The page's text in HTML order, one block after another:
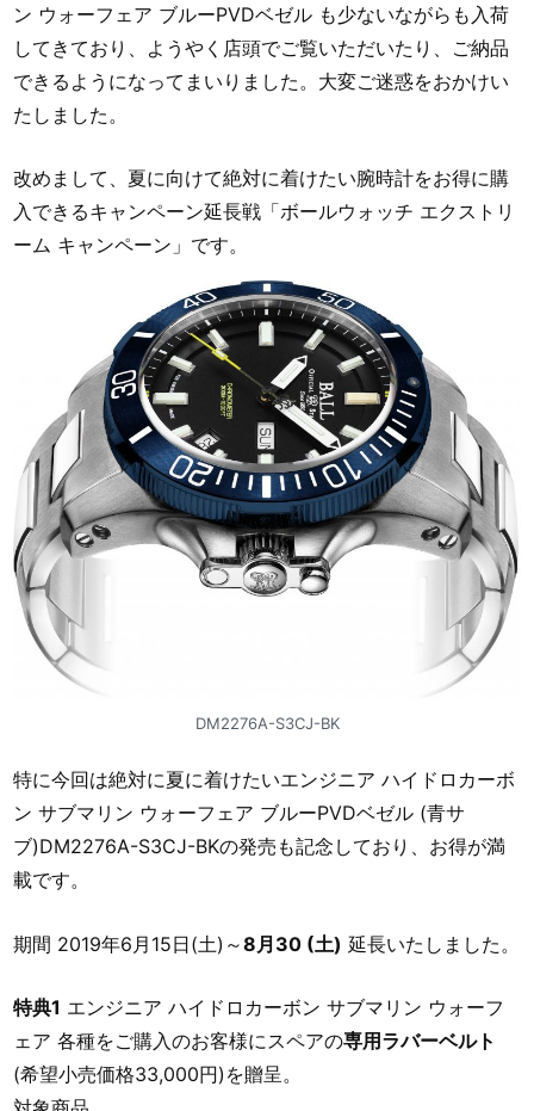
ン ウォーフェア ブルーPVDベゼル も少ないながらも入荷
してきており、ようやく店頭でご覧いただいたり、ご納品
できるようになってまいりました。大変ご迷惑をおかけい
たしました。
改めまして、夏に向けて絶対に着けたい腕時計をお得に購
入できるキャンペーン延長戦「ボールウォッチ エクストリ
ーム キャンペーン」です。
DM2276A-S3CJ-BK
特に今回は絶対に夏に着けたいエンジニア ハイドロカーボ
ン サブマリン ウォーフェア ブルーPVDベゼル (青サ
ブ)DM2276A-S3CJ-BKの発売も記念しており、お得が満
載です。
期間 2019年6月15日(土)～8月30 (土) 延長いたしました。
特典1 エンジニア ハイドロカーボン サブマリン ウォーフ
ェア 各種をご購入のお客様にスペアの専用ラバーベルト
(希望小売価格33,000円)を贈呈。